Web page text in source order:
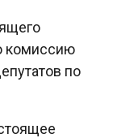
комиссию
по